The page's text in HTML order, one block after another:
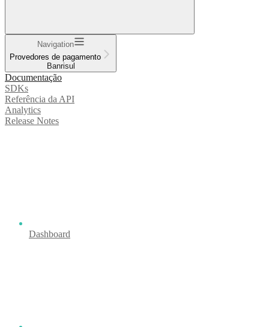
Navigation
Provedores de pagamento
Banrisul
Documentação
SDKs
Referência da API
Analytics
Release Notes
Dashboard